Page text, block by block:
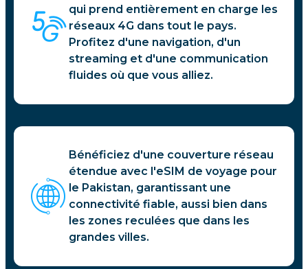
qui prend entièrement en charge les
réseaux 4G dans tout le pays.
Profitez d'une navigation, d'un
streaming et d'une communication
fluides où que vous alliez.
Bénéficiez d'une couverture réseau
étendue avec l'eSIM de voyage pour
le Pakistan, garantissant une
connectivité fiable, aussi bien dans
les zones reculées que dans les
grandes villes.